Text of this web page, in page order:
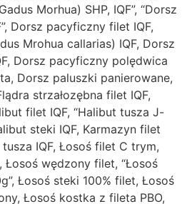
Morhua) SHP, IQF”, “Dorsz
Dorsz pacyficzny filet IQF,
Mrohua callarias) IQF, Dorsz
Dorsz pacyficzny polędwica
Dorsz paluszki panierowane,
strzałozębna filet IQF,
filet IQF, “Halibut tusza J-
steki IQF, Karmazyn filet
tusza IQF, Łosoś filet C trym,
wędzony filet, “Łosoś
Łosoś steki 100% filet, Łosoś
Łosoś kostka z fileta PBO,